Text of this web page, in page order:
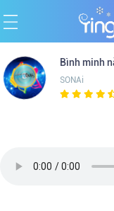
ĐĂNG
NHẬP
Trang
chủ
Ca
đề
Thể
SONAi